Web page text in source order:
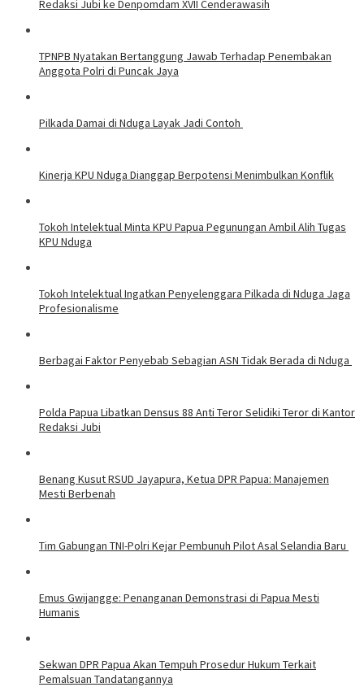
Redaksi Jubi ke Denpomdam XVII Cenderawasih
TPNPB Nyatakan Bertanggung Jawab Terhadap Penembakan
Anggota Polri di Puncak Jaya
Pilkada Damai di Nduga Layak Jadi Contoh
Kinerja KPU Nduga Dianggap Berpotensi Menimbulkan Konflik
Tokoh Intelektual Minta KPU Papua Pegunungan Ambil Alih Tugas
KPU Nduga
Tokoh Intelektual Ingatkan Penyelenggara Pilkada di Nduga Jaga
Profesionalisme
Berbagai Faktor Penyebab Sebagian ASN Tidak Berada di Nduga
Polda Papua Libatkan Densus 88 Anti Teror Selidiki Teror di Kantor
Redaksi Jubi
Benang Kusut RSUD Jayapura, Ketua DPR Papua: Manajemen
Mesti Berbenah
Tim Gabungan TNI-Polri Kejar Pembunuh Pilot Asal Selandia Baru
Emus Gwijangge: Penanganan Demonstrasi di Papua Mesti
Humanis
Sekwan DPR Papua Akan Tempuh Prosedur Hukum Terkait
Pemalsuan Tandatangannya